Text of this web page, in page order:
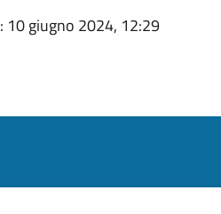
: 10 giugno 2024, 12:29